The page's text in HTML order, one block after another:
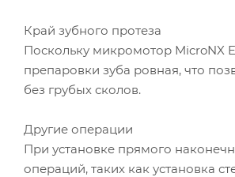
Край зубного протеза
Поскольку микромотор MicroNX
препаровки зуба ровная, что
без грубых сколов.
Другие операции
При установке прямого
операций, таких как установка